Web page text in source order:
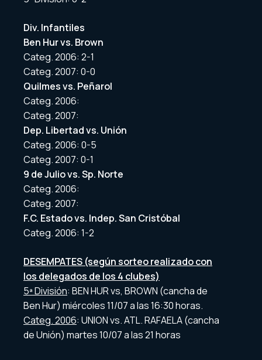
Div. Infantiles
Ben Hur vs. Brown
Categ. 2006: 2-1
Categ. 2007: 0-0
Quilmes vs. Peñarol
Categ. 2006:
Categ. 2007:
Dep. Libertad vs. Unión
Categ. 2006: 0-5
Categ. 2007: 0-1
9 de Julio vs. Sp. Norte
Categ. 2006:
Categ. 2007:
F.C. Estado vs. Indep. San Cristóbal
Categ. 2006: 1-2
DESEMPATES (según sorteo realizado con
los delegados de los 4 clubes)
5ª División: BEN HUR vs, BROWN (cancha de
Ben Hur) miércoles 11/07 a las 16:30 horas.
Categ. 2006: UNION vs. ATL. RAFAELA (cancha
de Unión) martes 10/07 a las 21 horas